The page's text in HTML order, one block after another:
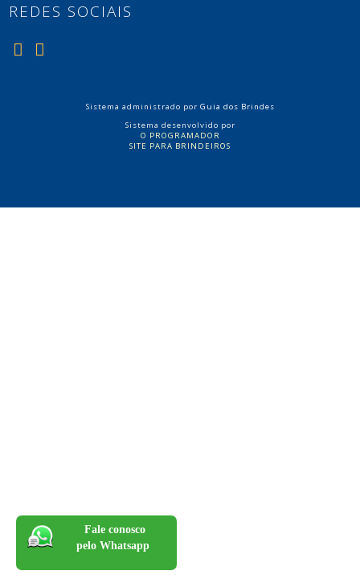
REDES SOCIAIS
Sistema administrado por Guia dos Brindes
Sistema desenvolvido por
O PROGRAMADOR
SITE PARA BRINDEIROS
Fale conosco
pelo Whatsapp